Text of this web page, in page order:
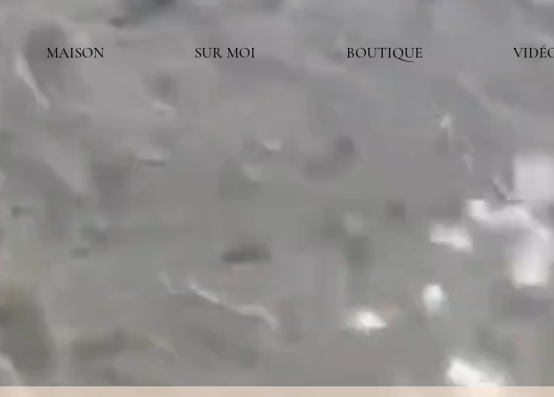
MAISON SUR MOI BOUTIQUE